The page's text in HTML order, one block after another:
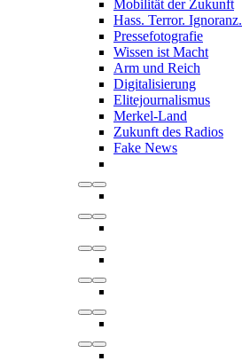
Mobilität der Zukunft
Hass. Terror. Ignoranz.
Pressefotografie
Wissen ist Macht
Arm und Reich
Digitalisierung
Elitejournalismus
Merkel-Land
Zukunft des Radios
Fake News